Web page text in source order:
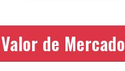
de Mercado